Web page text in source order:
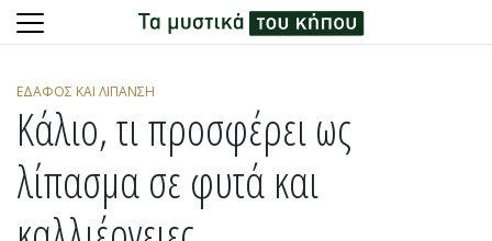
content
ΈΔΑΦΟΣ ΚΑΙ ΛΊΠΑΝΣΗ
Κάλιο, τι προσφέρει ως
λίπασμα σε φυτά και